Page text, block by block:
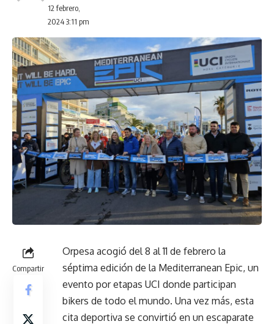
12 febrero,
2024 3:11 pm
Compartir
Orpesa acogió del 8 al 11 de febrero la
séptima edición de la Mediterranean Epic, un
evento por etapas UCI donde participan
bikers de todo el mundo. Una vez más, esta
cita deportiva se convirtió en un escaparate